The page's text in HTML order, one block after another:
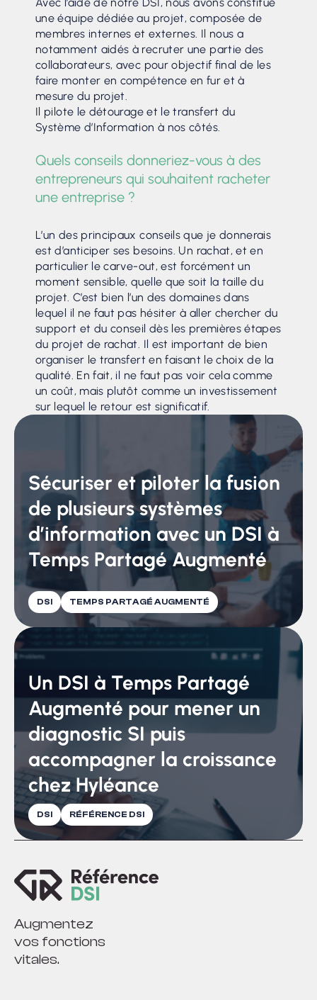
une équipe dédiée au projet, composée de
membres internes et externes. Il nous a
notamment aidés à recruter une partie des
collaborateurs, avec pour objectif final de les
faire monter en compétence en fur et à
mesure du projet.
Il pilote le détourage et le transfert du
Système d’Information à nos côtés.
Quels conseils donneriez-vous à des
entrepreneurs qui souhaitent racheter
une entreprise ?
L’un des principaux conseils que je donnerais
est d’anticiper ses besoins. Un rachat, et en
particulier le carve-out, est forcément un
moment sensible, quelle que soit la taille du
projet. C’est bien l’un des domaines dans
lequel il ne faut pas hésiter à aller chercher du
support et du conseil dès les premières étapes
du projet de rachat. Il est important de bien
organiser le transfert en faisant le choix de la
qualité. En fait, il ne faut pas voir cela comme
un coût, mais plutôt comme un investissement
sur lequel le retour est significatif.
Sécuriser et piloter la fusion
de plusieurs systèmes
d’information avec un DSI à
Temps Partagé Augmenté
DSI TEMPS PARTAGÉ AUGMENTÉ
Un DSI à Temps Partagé
Augmenté pour mener un
diagnostic SI puis
accompagner la croissance
chez Hyléance
DSI RÉFÉRENCE DSI
Augmentez
vos fonctions
vitales.